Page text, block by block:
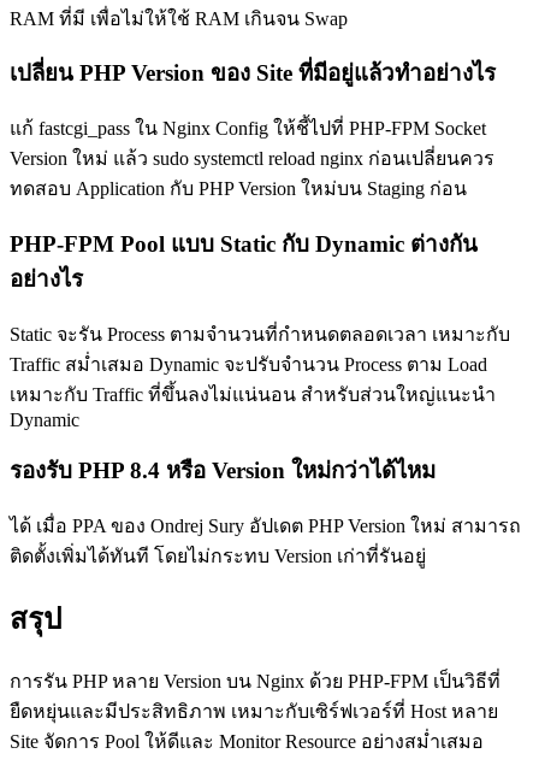
RAM ที่มี เพื่อไม่ให้ใช้ RAM เกินจน Swap
เปลี่ยน PHP Version ของ Site ที่มีอยู่แล้วทำอย่างไร
แก้ fastcgi_pass ใน Nginx Config ให้ชี้ไปที่ PHP-FPM Socket
Version ใหม่ แล้ว sudo systemctl reload nginx ก่อนเปลี่ยนควร
ทดสอบ Application กับ PHP Version ใหม่บน Staging ก่อน
PHP-FPM Pool แบบ Static กับ Dynamic ต่างกัน
อย่างไร
Static จะรัน Process ตามจำนวนที่กำหนดตลอดเวลา เหมาะกับ
Traffic สม่ำเสมอ Dynamic จะปรับจำนวน Process ตาม Load
เหมาะกับ Traffic ที่ขึ้นลงไม่แน่นอน สำหรับส่วนใหญ่แนะนำ
Dynamic
รองรับ PHP 8.4 หรือ Version ใหม่กว่าได้ไหม
ได้ เมื่อ PPA ของ Ondrej Sury อัปเดต PHP Version ใหม่ สามารถ
ติดตั้งเพิ่มได้ทันที โดยไม่กระทบ Version เก่าที่รันอยู่
สรุป
การรัน PHP หลาย Version บน Nginx ด้วย PHP-FPM เป็นวิธีที่
ยืดหยุ่นและมีประสิทธิภาพ เหมาะกับเซิร์ฟเวอร์ที่ Host หลาย
Site จัดการ Pool ให้ดีและ Monitor Resource อย่างสม่ำเสมอ